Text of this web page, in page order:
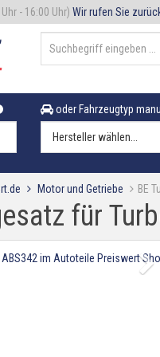
- 16:00 Uhr) Wir rufen Sie
oder Fahrzeugtyp
Motor und Getriebe BE
für